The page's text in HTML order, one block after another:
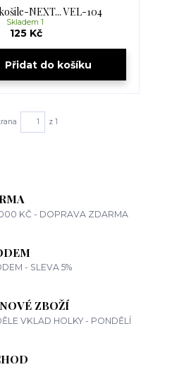
NEXT... VEL-104
125 Kč
Skladem 1
Přidat do košíku
z 1
KČ - DOPRAVA ZDARMA
- SLEVA 5%
ZBOŽÍ
VKLAD HOLKY - PONDĚLÍ